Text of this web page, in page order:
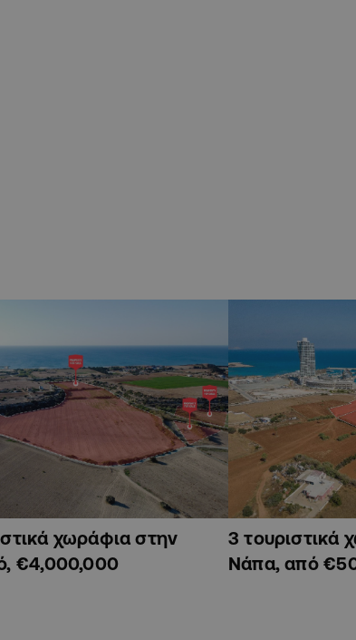
χωράφια στην
€4,000,000
3 τουριστικά
Νάπα, από